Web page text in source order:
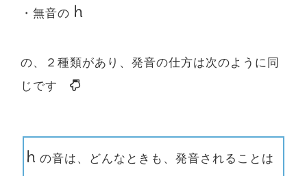
・無音の h
の、２種類があり、発音の仕方は次のように同
じです
h の音は、どんなときも、発音されることは